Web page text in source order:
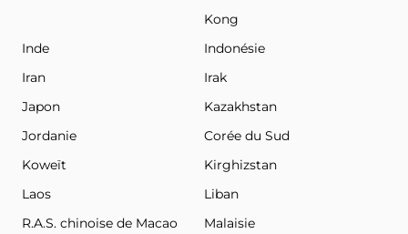
Kong
Inde
Indonésie
Iran
Irak
Japon
Kazakhstan
Jordanie
Corée du Sud
Koweït
Kirghizstan
Laos
Liban
R.A.S. chinoise de Macao
Malaisie